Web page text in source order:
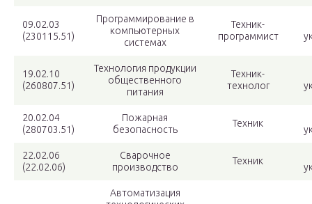
09.02.03
(230115.51)
Программирование в
компьютерных
системах
Техник-
программист
19.02.10
(260807.51)
Технология продукции
общественного
питания
Техник-
технолог
20.02.04
(280703.51)
Пожарная
безопасность
Техник
22.02.06
(22.02.06)
Сварочное
производство
Техник
Автоматизация